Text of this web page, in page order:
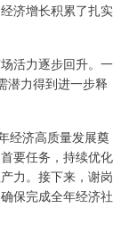
济增长积累了扎实
活力逐步回升。一
潜力得到进一步释
经济高质量发展奠
要任务，持续优化
力。接下来，谢岗
保完成全年经济社